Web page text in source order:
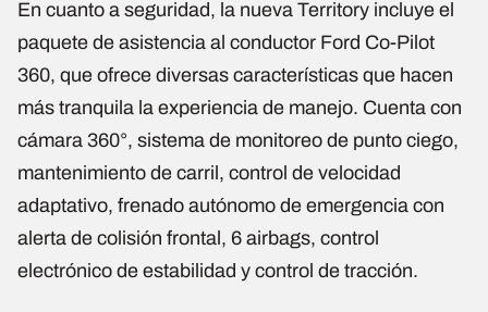
En cuanto a seguridad, la nueva Territory incluye el
paquete de asistencia al conductor Ford Co-Pilot
360, que ofrece diversas características que hacen
más tranquila la experiencia de manejo. Cuenta con
cámara 360°, sistema de monitoreo de punto ciego,
mantenimiento de carril, control de velocidad
adaptativo, frenado autónomo de emergencia con
alerta de colisión frontal, 6 airbags, control
electrónico de estabilidad y control de tracción.